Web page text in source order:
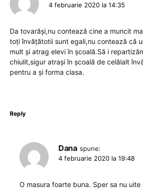
4 februarie 2020 la 14:35
Da tovarăși,nu contează cine a muncit
toți învățătotii sunt egali,nu contează că
mult și atrag elevi în școală.Să i
chiulit,sigur atrași în școală de celălalt
pentru a și forma clasa.
Reply
Dana spune:
4 februarie 2020 la 19:48
O masura foarte buna. Sper sa nu